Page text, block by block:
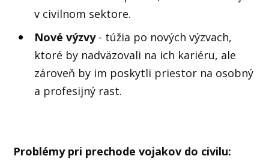
v civilnom sektore.
Nové výzvy- túžia po nových výzvach,
ktoré by nadväzovali na ich kariéru, ale
zároveň by im poskytli priestor na osobný
a profesijný rast.
Problémy pri prechode vojakov do civilu: